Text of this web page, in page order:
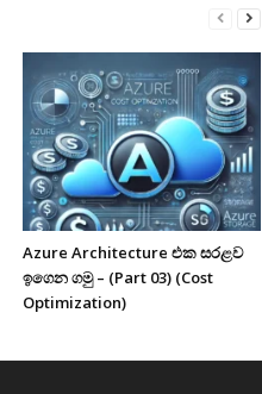
Azure Architecture එක සරළව
ඉගෙන ගමු – (Part 03) (Cost
Optimization)